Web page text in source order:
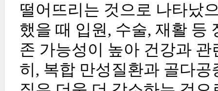
떨어뜨리는 것으로 나타났
했을 때 입원, 수술, 재활 등
존 가능성이 높아 건강과
히, 복합 만성질환과 골다